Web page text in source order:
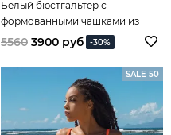
Белый бюстгальтер с
формованными чашками из
коллекции Spirit of Colours
5560 3900 руб -30%
SALE 50